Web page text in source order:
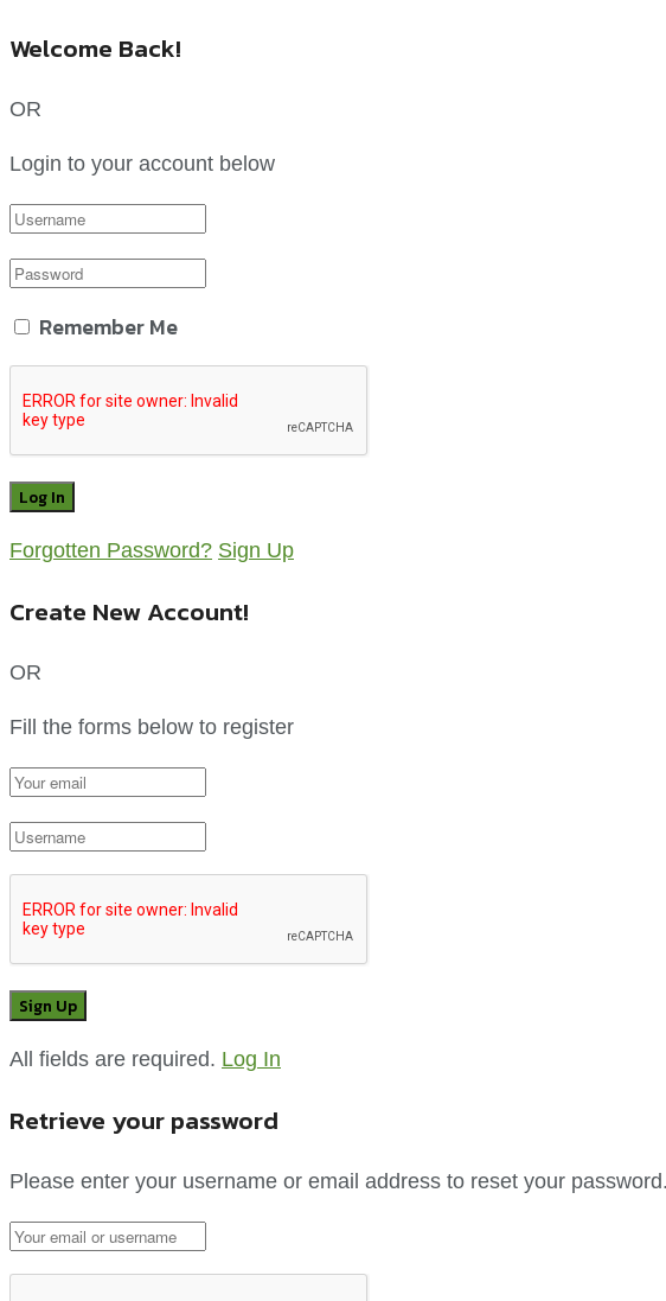
Welcome Back!
OR
Login to your account below
Remember Me
Forgotten Password? Sign Up
Create New Account!
OR
Fill the forms below to register
All fields are required. Log In
Retrieve your password
Please enter your username or email address to reset your password.